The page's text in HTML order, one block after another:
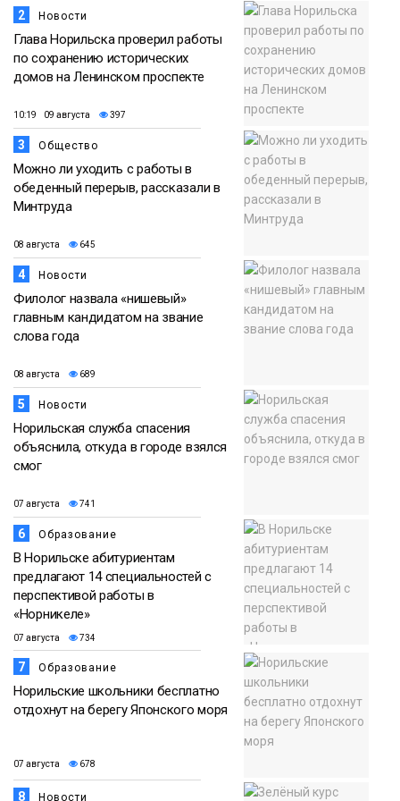
2 Новости
Глава Норильска проверил работы
по сохранению исторических
домов на Ленинском проспекте
10:19 09 августа 397
3 Общество
Можно ли уходить с работы в
обеденный перерыв, рассказали в
Минтруда
08 августа 645
4 Новости
Филолог назвала «нишевый»
главным кандидатом на звание
слова года
08 августа 689
5 Новости
Норильская служба спасения
объяснила, откуда в городе взялся
смог
07 августа 741
6 Образование
В Норильске абитуриентам
предлагают 14 специальностей с
перспективой работы в
«Норникеле»
07 августа 734
7 Образование
Норильские школьники бесплатно
отдохнут на берегу Японского моря
07 августа 678
8 Новости